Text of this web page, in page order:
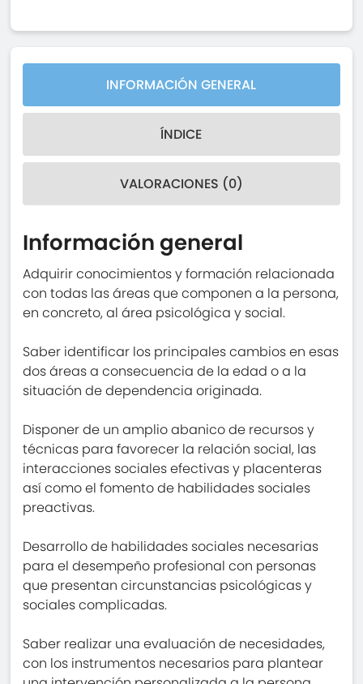
INFORMACIÓN GENERAL
ÍNDICE
VALORACIONES (0)
Información general
Adquirir conocimientos y formación relacionada
con todas las áreas que componen a la persona,
en concreto, al área psicológica y social.
Saber identificar los principales cambios en esas
dos áreas a consecuencia de la edad o a la
situación de dependencia originada.
Disponer de un amplio abanico de recursos y
técnicas para favorecer la relación social, las
interacciones sociales efectivas y placenteras
así como el fomento de habilidades sociales
preactivas.
Desarrollo de habilidades sociales necesarias
para el desempeño profesional con personas
que presentan circunstancias psicológicas y
sociales complicadas.
Saber realizar una evaluación de necesidades,
con los instrumentos necesarios para plantear